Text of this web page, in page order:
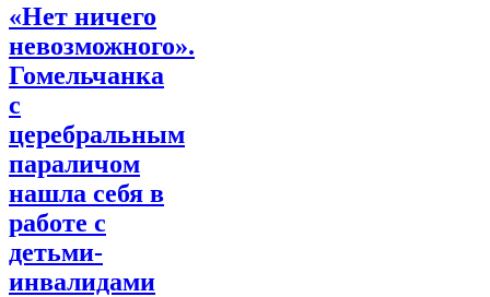
«Нет ничего
невозможного».
Гомельчанка
с
церебральным
параличом
нашла себя в
работе с
детьми-
инвалидами